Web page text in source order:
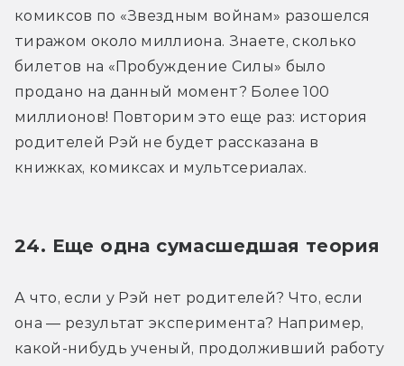
комиксов по «Звездным войнам» разошелся
тиражом около миллиона. Знаете, сколько
билетов на «Пробуждение Силы» было
продано на данный момент? Более 100
миллионов! Повторим это еще раз: история
родителей Рэй не будет рассказана в
книжках, комиксах и мультсериалах.
24. Еще одна сумасшедшая теория
А что, если у Рэй нет родителей? Что, если
она — результат эксперимента? Например,
какой-нибудь ученый, продолживший работу